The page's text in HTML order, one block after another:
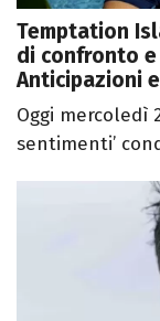
Temptation
di confronto
Anticipazioni
Oggi mercoledì
sentimenti’